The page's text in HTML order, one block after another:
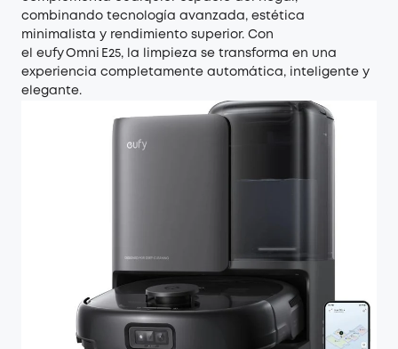
combinando tecnología avanzada, estética
minimalista y rendimiento superior. Con
el eufy Omni E25, la limpieza se transforma en una
experiencia completamente automática, inteligente y
elegante.